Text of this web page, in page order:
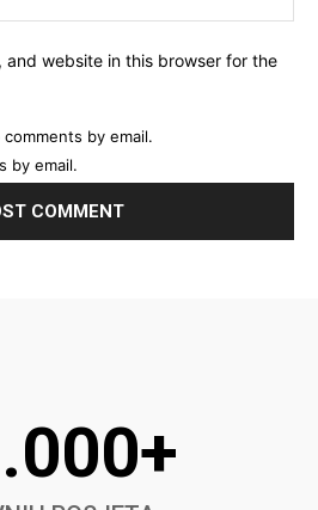
and website in this browser for the
by email.
by email.